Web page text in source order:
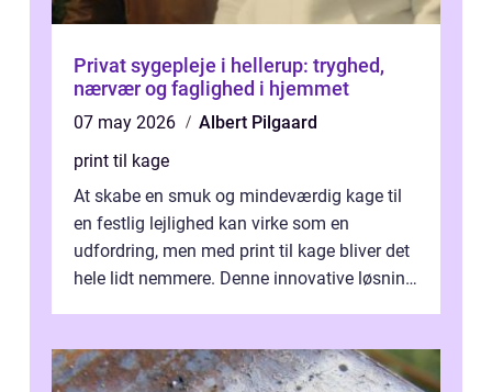
Privat sygepleje i hellerup: tryghed,
nærvær og faglighed i hjemmet
07 may 2026
Albert Pilgaard
print til kage
At skabe en smuk og mindeværdig kage til
en festlig lejlighed kan virke som en
udfordring, men med print til kage bliver det
hele lidt nemmere. Denne innovative løsning